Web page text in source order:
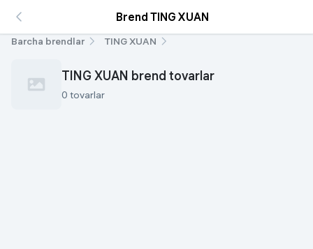
Brend TING XUAN
Barcha brendlar TING XUAN
TING XUAN brend tovarlar
0 tovarlar